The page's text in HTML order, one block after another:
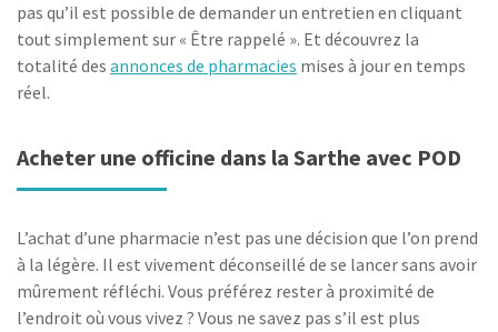
pas qu’il est possible de demander un entretien en cliquant
tout simplement sur « Être rappelé ». Et découvrez la
totalité des annonces de pharmacies mises à jour en temps
réel.
Acheter une officine dans la Sarthe avec POD
L’achat d’une pharmacie n’est pas une décision que l’on prend
à la légère. Il est vivement déconseillé de se lancer sans avoir
mûrement réfléchi. Vous préférez rester à proximité de
l’endroit où vous vivez ? Vous ne savez pas s’il est plus